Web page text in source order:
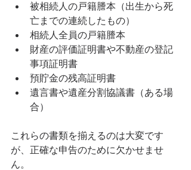
被相続人の戸籍謄本（出生から死
亡までの連続したもの）
相続人全員の戸籍謄本
財産の評価証明書や不動産の登記
事項証明書
預貯金の残高証明書
遺言書や遺産分割協議書（ある場
合）
これらの書類を揃えるのは大変です
が、正確な申告のために欠かせませ
ん。